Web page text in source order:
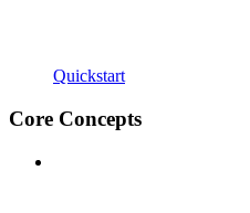
Quickstart
Core Concepts